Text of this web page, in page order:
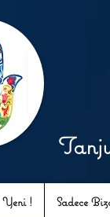
Yeni ! Sadece